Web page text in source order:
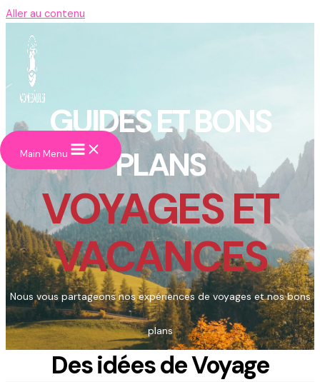
Aller au contenu
Main Menu
GUIDES ET BONS
PLANS
VOYAGES ET
VACANCES
Nous vous partageons nos expériences de voyages et nos bons
plans
Des idées de Voyage